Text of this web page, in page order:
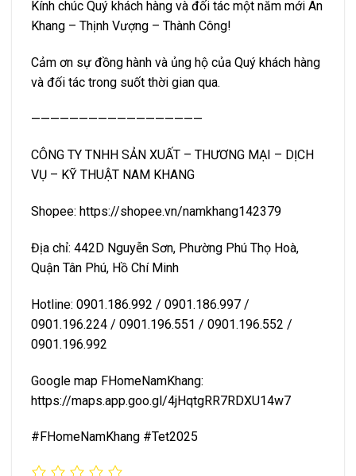
Kính chúc Quý khách hàng và đối tác một năm mới An
Khang – Thịnh Vượng – Thành Công!
Cảm ơn sự đồng hành và ủng hộ của Quý khách hàng
và đối tác trong suốt thời gian qua.
——————————————————
CÔNG TY TNHH SẢN XUẤT – THƯƠNG MẠI – DỊCH
VỤ – KỸ THUẬT NAM KHANG
Shopee: https://shopee.vn/namkhang142379
Địa chỉ: 442D Nguyễn Sơn, Phường Phú Thọ Hoà,
Quận Tân Phú, Hồ Chí Minh
Hotline: 0901.186.992 / 0901.186.997 /
0901.196.224 / 0901.196.551 / 0901.196.552 /
0901.196.992
Google map FHomeNamKhang:
https://maps.app.goo.gl/4jHqtgRR7RDXU14w7
#FHomeNamKhang #Tet2025